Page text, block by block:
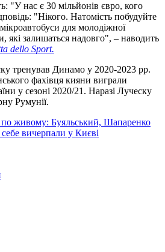
"У нас є 30 мільйонів євро, кого
"Нікого. Натомість побудуйте
для молодіжної
які залишаться надовго", – наводить
dello Sport.
тренував Динамо у 2020-2023 рр.
фахівця кияни виграли
у сезоні 2020/21. Наразі Луческу
Румунії.
по живому: Буяльський, Шапаренко
себе вичерпали у Києві